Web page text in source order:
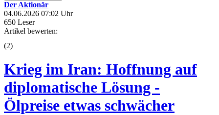
Der Aktionär
04.06.2026 07:02 Uhr
650 Leser
Artikel bewerten:
(2)
Krieg im Iran: Hoffnung auf
diplomatische Lösung -
Ölpreise etwas schwächer